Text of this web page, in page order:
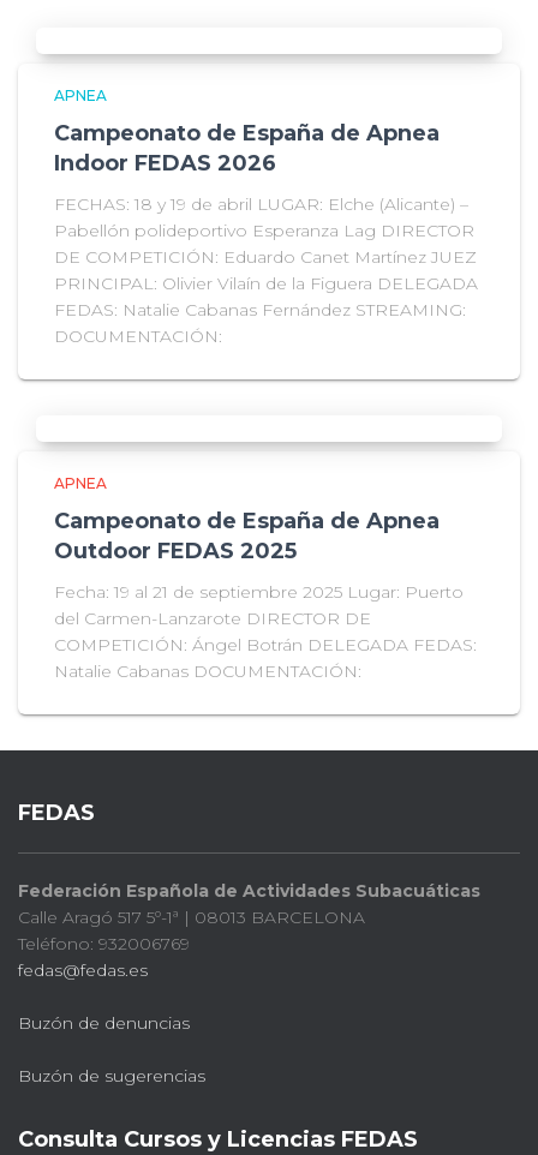
APNEA
Campeonato de España de Apnea
Indoor FEDAS 2026
FECHAS: 18 y 19 de abril LUGAR: Elche (Alicante) –
Pabellón polideportivo Esperanza Lag DIRECTOR
DE COMPETICIÓN: Eduardo Canet Martínez JUEZ
PRINCIPAL: Olivier Vilaín de la Figuera DELEGADA
FEDAS: Natalie Cabanas Fernández STREAMING:
DOCUMENTACIÓN:
APNEA
Campeonato de España de Apnea
Outdoor FEDAS 2025
Fecha: 19 al 21 de septiembre 2025 Lugar: Puerto
del Carmen-Lanzarote DIRECTOR DE
COMPETICIÓN: Ángel Botrán DELEGADA FEDAS:
Natalie Cabanas DOCUMENTACIÓN:
FEDAS
Federación Española de Actividades Subacuáticas
Calle Aragó 517 5º-1ª | 08013 BARCELONA
Teléfono: 932006769
fedas@fedas.es
Buzón de denuncias
Buzón de sugerencias
Consulta Cursos y Licencias FEDAS